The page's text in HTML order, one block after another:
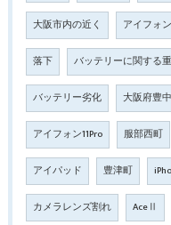
大阪市内の近く アイフォ
落下 バッテリーに関する
バッテリー劣化 大阪府豊
アイフォン11Pro 服部西町
アイパッド 豊津町
カメラレンズ割れ AceⅡ